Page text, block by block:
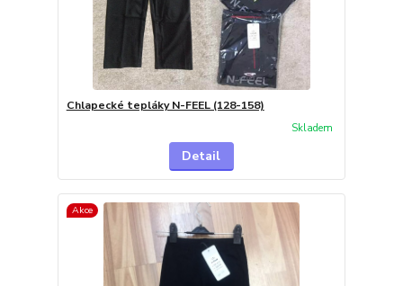
Chlapecké tepláky N-FEEL (128-158)
Skladem
Detail
Akce